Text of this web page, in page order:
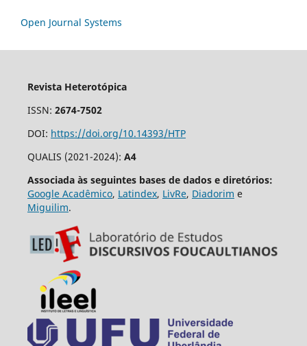
Open Journal Systems
Revista Heterotópica
ISSN: 2674-7502
DOI: https://doi.org/10.14393/HTP
QUALIS (2021-2024): A4
Associada às seguintes bases de dados e diretórios:
Google Acadêmico, Latindex, LivRe, Diadorim e
Miguilim.